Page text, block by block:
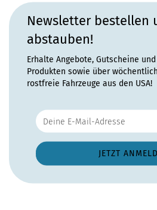
Newsletter bestellen
abstauben!
Erhalte Angebote, Gutscheine
Produkten sowie über
rostfreie Fahrzeuge aus den USA!